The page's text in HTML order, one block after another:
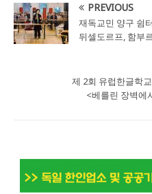
PREVIOUS
재독교민 양구 쉼
뒤셀도르프, 함부
제 2회 유럽한글학
<베를린 장벽에